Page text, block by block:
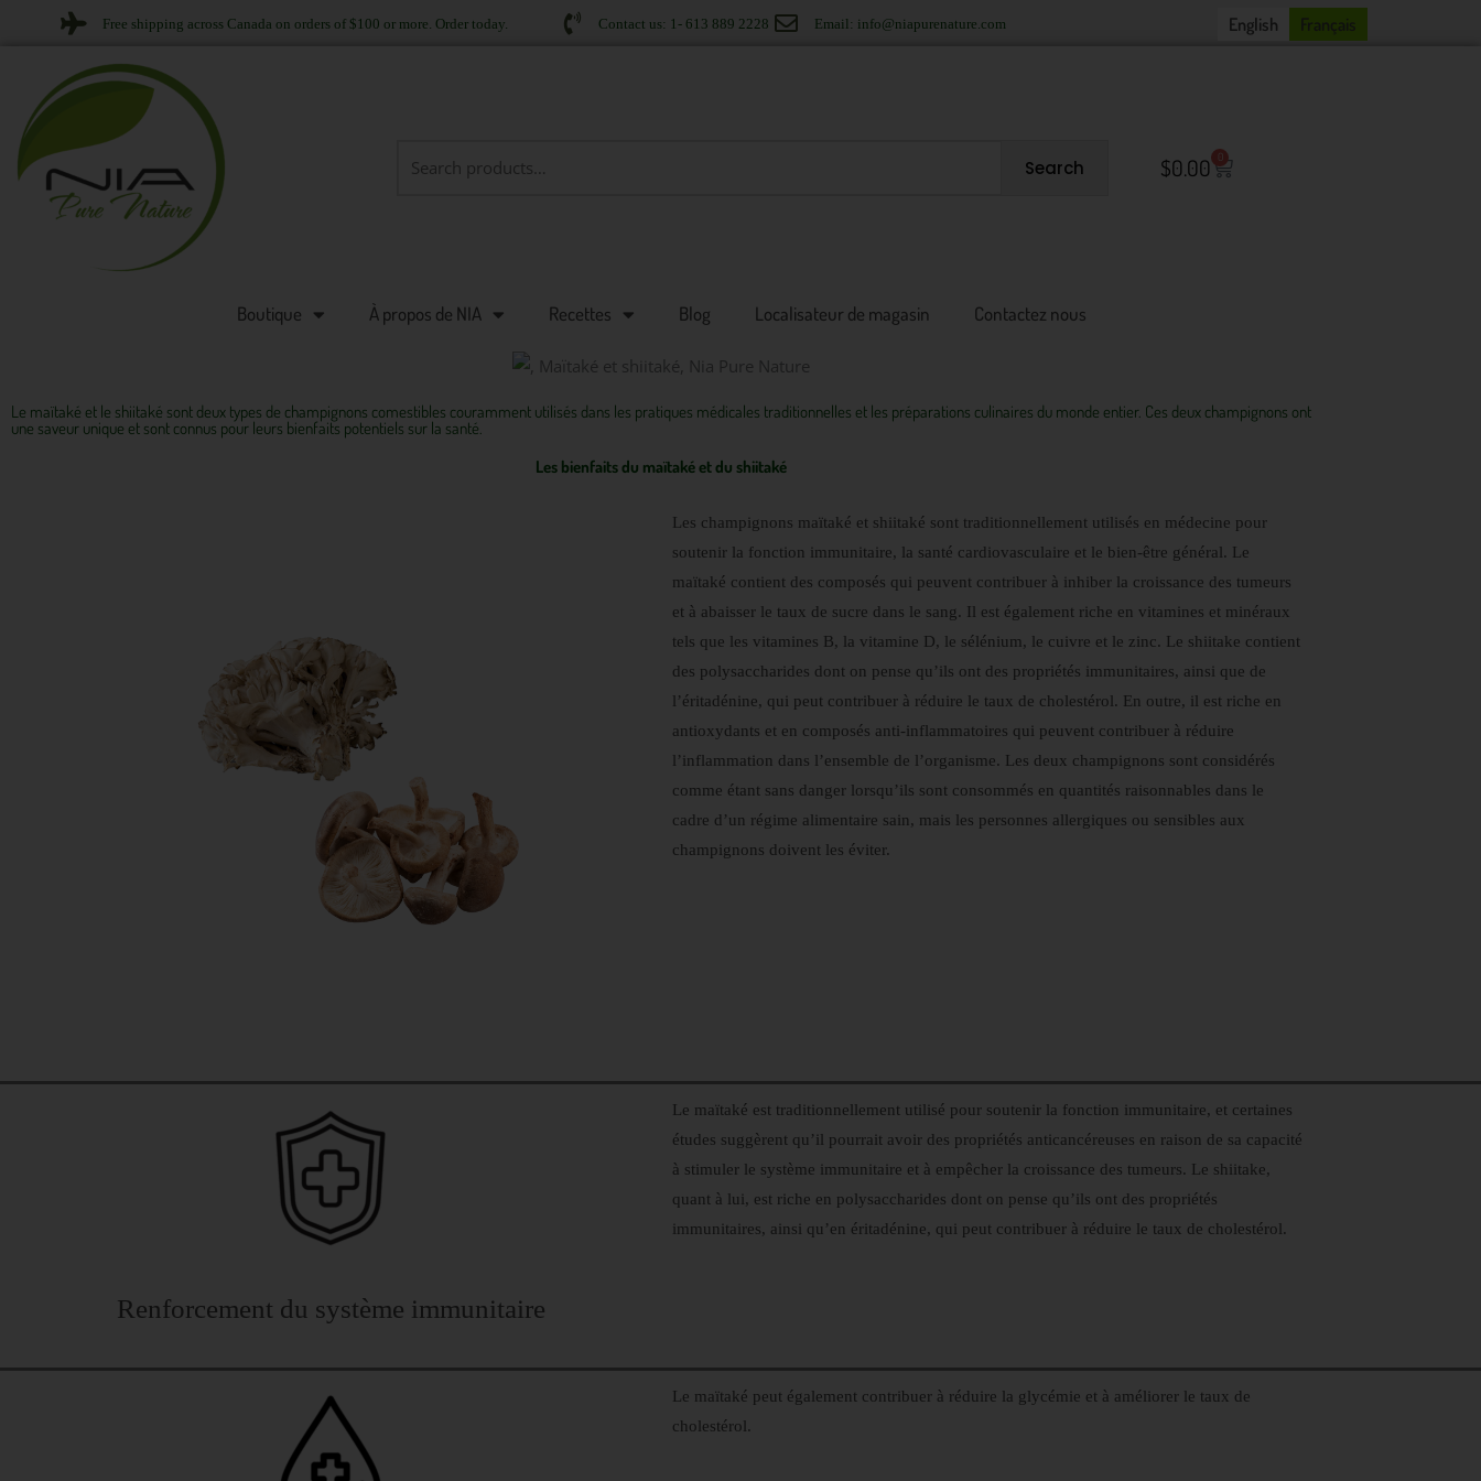
Free shipping across Canada on orders of $100 or more. Order today. Contact us: 1- 613 889 2228 Email: info@niapurenature.com English Français
Search $0.00 0
Cart
Boutique À propos de NIA Recettes Blog Localisateur de magasin Contactez nous
Le maïtaké et le shiitaké sont deux types de champignons comestibles couramment utilisés dans les pratiques médicales traditionnelles et les préparations culinaires du monde entier. Ces deux champignons ont
une saveur unique et sont connus pour leurs bienfaits potentiels sur la santé.
Les bienfaits du maïtaké et du shiitaké
Les champignons maïtaké et shiitaké sont traditionnellement utilisés en médecine pour
soutenir la fonction immunitaire, la santé cardiovasculaire et le bien-être général. Le
maïtaké contient des composés qui peuvent contribuer à inhiber la croissance des tumeurs
et à abaisser le taux de sucre dans le sang. Il est également riche en vitamines et minéraux
tels que les vitamines B, la vitamine D, le sélénium, le cuivre et le zinc. Le shiitake contient
des polysaccharides dont on pense qu’ils ont des propriétés immunitaires, ainsi que de
l’éritadénine, qui peut contribuer à réduire le taux de cholestérol. En outre, il est riche en
antioxydants et en composés anti-inflammatoires qui peuvent contribuer à réduire
l’inflammation dans l’ensemble de l’organisme. Les deux champignons sont considérés
comme étant sans danger lorsqu’ils sont consommés en quantités raisonnables dans le
cadre d’un régime alimentaire sain, mais les personnes allergiques ou sensibles aux
champignons doivent les éviter.
Renforcement du système immunitaire
Le maïtaké est traditionnellement utilisé pour soutenir la fonction immunitaire, et certaines
études suggèrent qu’il pourrait avoir des propriétés anticancéreuses en raison de sa capacité
à stimuler le système immunitaire et à empêcher la croissance des tumeurs. Le shiitake,
quant à lui, est riche en polysaccharides dont on pense qu’ils ont des propriétés
immunitaires, ainsi qu’en éritadénine, qui peut contribuer à réduire le taux de cholestérol.
Le maïtaké peut également contribuer à réduire la glycémie et à améliorer le taux de
cholestérol.